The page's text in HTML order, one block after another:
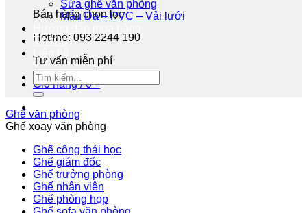
Bán hàng chọn lọc
Hotline: 093 2244 190
Tư vấn miễn phí
Giỏ hàng /0₫
Sửa ghế văn phòng
Mẫu Da – PVC – Vải lưới
Tin tức
Liên hệ
Ghế văn phòng
Ghế xoay văn phòng
Ghế công thái học
Ghế giám đốc
Ghế trưởng phòng
Ghế nhân viên
Ghế phòng họp